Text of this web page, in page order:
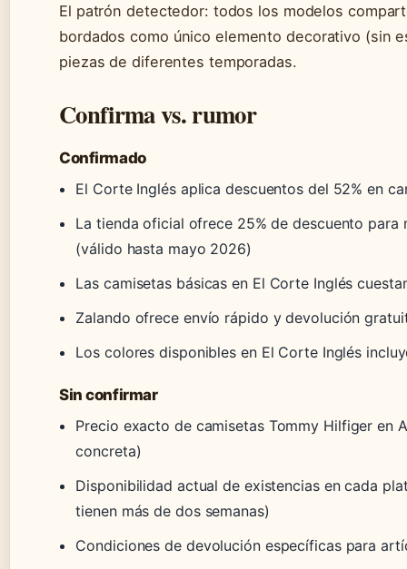
El patrón detectedor: todos los modelos
bordados como único elemento decorativo (sin
piezas de diferentes temporadas.
Confirma vs. rumor
Confirmado
El Corte Inglés aplica descuentos del 52% en
La tienda oficial ofrece 25% de descuento
(válido hasta mayo 2026)
Las camisetas básicas en El Corte Inglés
Zalando ofrece envío rápido y devolución
Los colores disponibles en El Corte Inglés
Sin confirmar
Precio exacto de camisetas Tommy Hilfiger en
concreta)
Disponibilidad actual de existencias en cada
tienen más de dos semanas)
Condiciones de devolución específicas para